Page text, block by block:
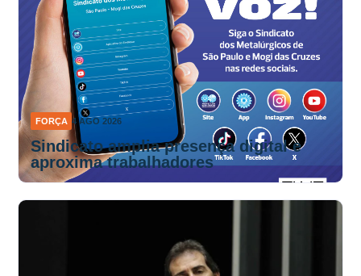
FORÇA 4 AGO 2026
Sindicato amplia presença digital e
aproxima trabalhadores